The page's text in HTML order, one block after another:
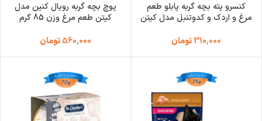
کنسرو پته بچه گربه پابلو طعم
مرغ و اردک و کدوتنبل مدل کیتن
Supplies
310,000تومان
پوچ بچه گربه رویال کنین مدل
کیتن طعم مرغ وزن 85 گرم
560,000تومان